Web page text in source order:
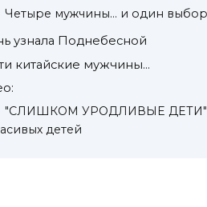
Четыре мужчины… и один выбор
узнала Поднебесной
китайские мужчины…
"СЛИШКОМ УРОДЛИВЫЕ ДЕТИ"
детей